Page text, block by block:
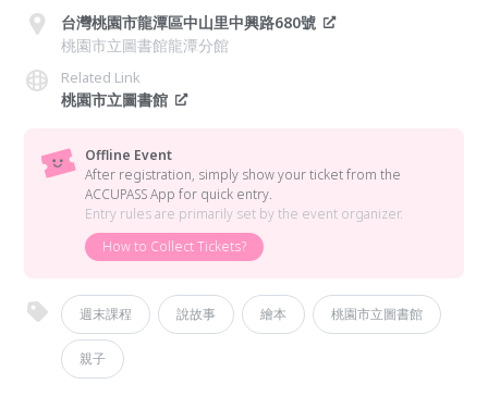
台灣桃園市龍潭區中山里中興路680號
桃園市立圖書館龍潭分館
Related Link
桃園市立圖書館
Offline Event
After registration, simply show your ticket from the
ACCUPASS App for quick entry.
Entry rules are primarily set by the event organizer.
How to Collect Tickets?
週末課程 說故事 繪本 桃園市立圖書館
親子